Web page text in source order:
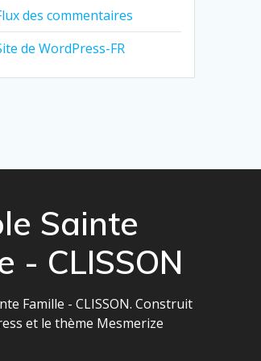
des commentaires
de WordPress-FR
Sainte
- CLISSON
Famille - CLISSON. Construit
et le thème Mesmerize